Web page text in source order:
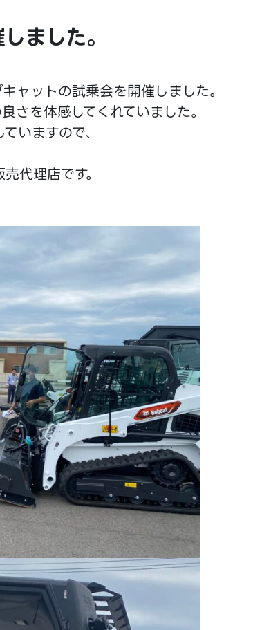
ました。
ャットの試乗会を開催しました。
さを体感してくれていました。
いますので、
代理店です。